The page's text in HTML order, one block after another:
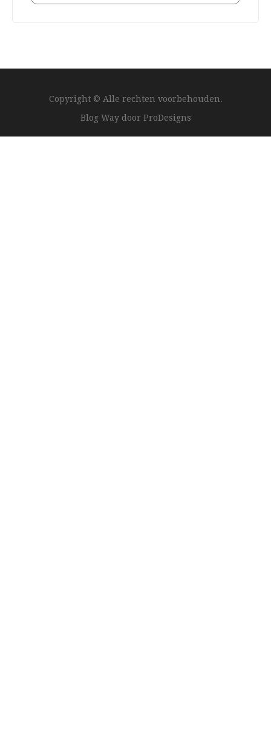
Copyright © Alle rechten voorbehouden.
Blog Way door ProDesigns